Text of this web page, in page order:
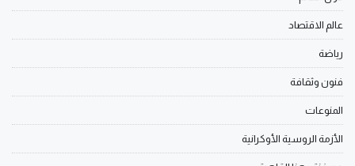
عالم الاقتصاد
رياضة
فنون وثقافة
المنوعات
الأزمة الروسية الأوكرانية